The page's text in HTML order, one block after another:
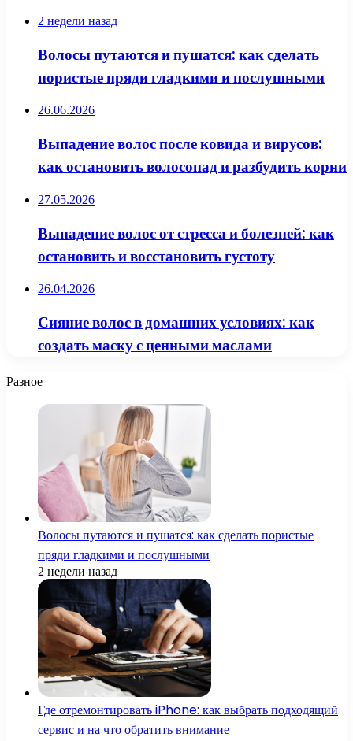
2 недели назад
Волосы путаются и пушатся: как сделать
пористые пряди гладкими и послушными
26.06.2026
Выпадение волос после ковида и вирусов:
как остановить волосопад и разбудить корни
27.05.2026
Выпадение волос от стресса и болезней: как
остановить и восстановить густоту
26.04.2026
Сияние волос в домашних условиях: как
создать маску с ценными маслами
Разное
Волосы путаются и пушатся: как сделать пористые
пряди гладкими и послушными
2 недели назад
Где отремонтировать iPhone: как выбрать подходящий
сервис и на что обратить внимание